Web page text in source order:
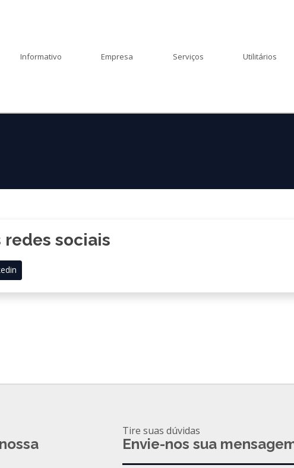
Informativo Empresa Serviços Utilitários
sociais
Tire suas dúvidas
Envie-nos sua